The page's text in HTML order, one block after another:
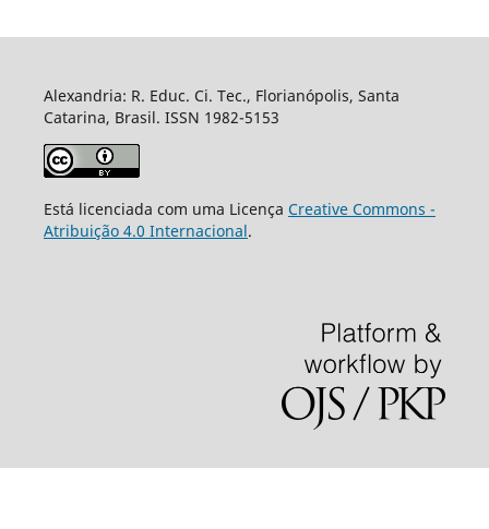
Alexandria: R. Educ. Ci. Tec., Florianópolis, Santa
Catarina, Brasil. ISSN 1982-5153
Está licenciada com uma Licença Creative Commons -
Atribuição 4.0 Internacional.